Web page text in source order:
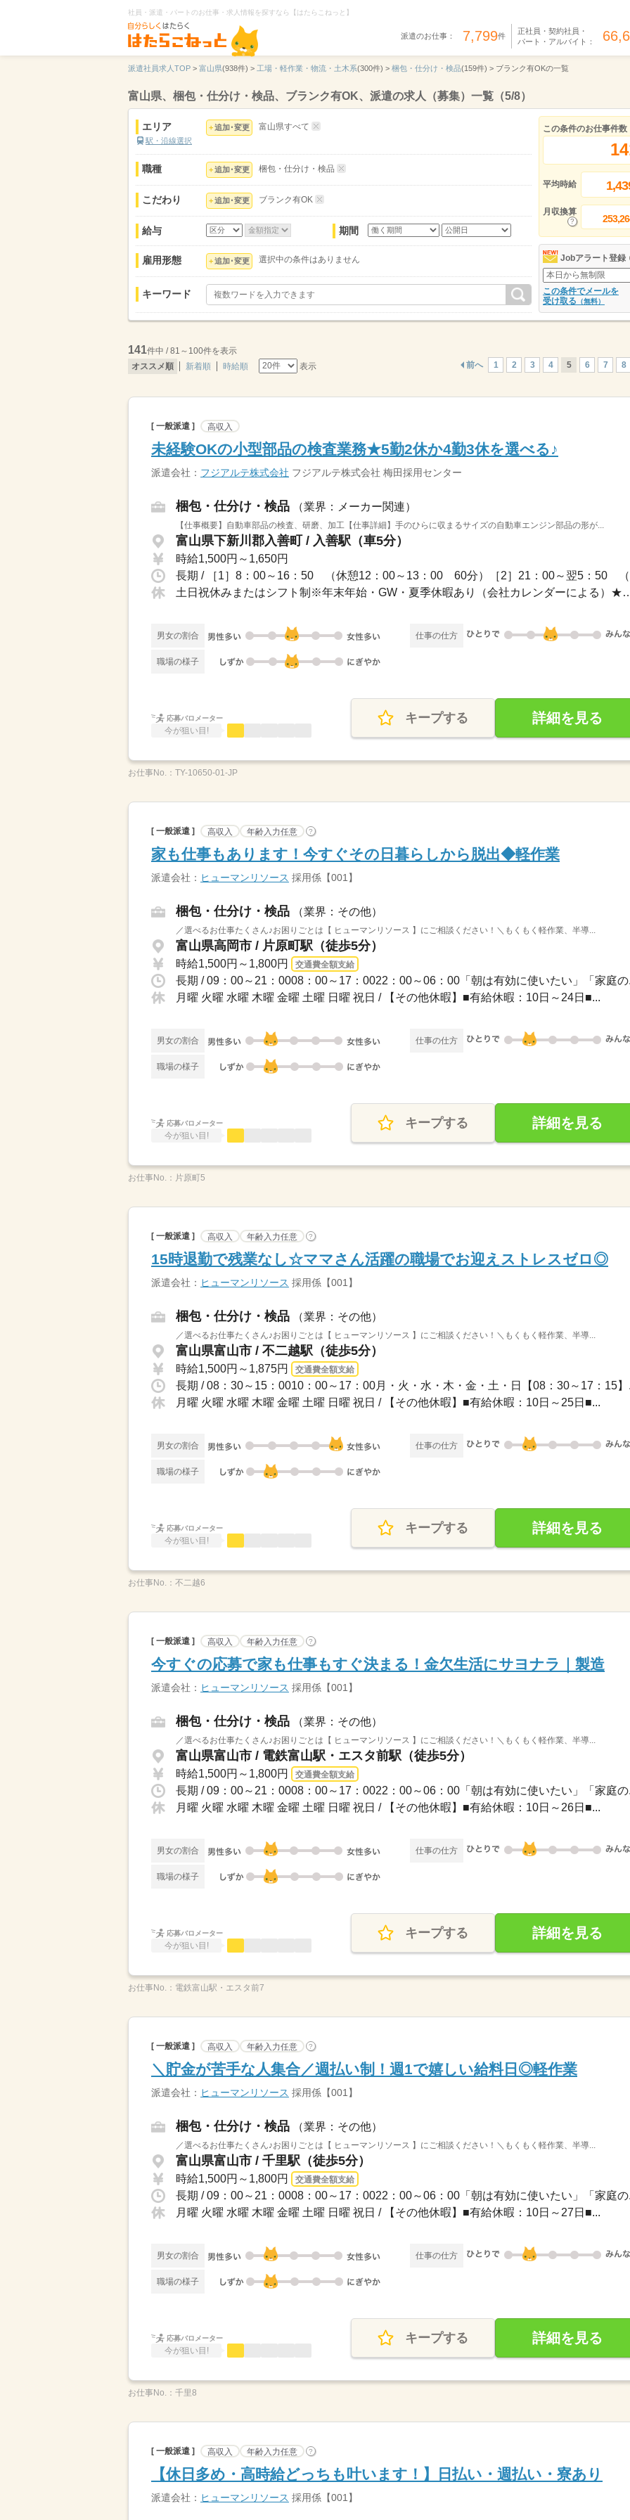
社員・派遣・パートのお仕事・求人情報を探すなら【はたらこねっと】
派遣のお仕事： 7,799件
正社員・契約社員・
パート・アルバイト：
派遣社員求人TOP > 富山県(938件) > 工場・軽作業・物流・土木系(300件) > 梱包・仕分け・検品(159件) > ブランク有OKの一覧
富山県、梱包・仕分け・検品、ブランク有OK、派遣の求人（募集）一覧（5/8）
エリア
駅・沿線選択
追加･変更 富山県すべて
職種 追加･変更 梱包・仕分け・検品
こだわり 追加･変更 ブランク有OK
給与 期間
雇用形態 追加･変更 選択中の条件はありません
キーワード
この条件のお仕事件数
平均時給
月収換算
Jobアラート登録
この条件でメールを
受け取る （無料）
141件中 / 81～100件を表示
オススメ順
新着順 時給順 表示 前へ 1 2 3 4 5 6 7 8
[ 一般派遣 ] 高収入
未経験OKの小型部品の検査業務★5勤2休か4勤3休を選べる♪
派遣会社： フジアルテ株式会社 フジアルテ株式会社 梅田採用センター
梱包・仕分け・検品 （業界：メーカー関連）
【仕事概要】自動車部品の検査、研磨、加工【仕事詳細】手のひらに収まるサイズの自動車エンジン部品の形が...
富山県下新川郡入善町 / 入善駅（車5分）
時給1,500円～1,650円
長期 / ［1］8：00～16：50 （休憩12：00～13：00 60分）［2］21：00～翌5：50
土日祝休みまたはシフト制※年末年始・
男女の割合 仕事の仕方
職場の様子
応募バロメーター
今が狙い目!
キープする 詳細を見る
お仕事No.： TY-10650-01-JP
[ 一般派遣 ] 高収入 年齢入力任意 ?
家も仕事もあります！今すぐその日暮らしから脱出◆軽作業
派遣会社： ヒューマンリソース 採用係【001】
梱包・仕分け・検品 （業界：その他）
／選べるお仕事たくさん♪お困りごとは【 ヒューマンリソース 】にご相談ください！＼もくもく軽作業、半導...
富山県高岡市 / 片原町駅（徒歩5分）
時給1,500円～1,800円 交通費全額支給
長期 / 09：00～21：0008：00～17：0022：00～06：00「朝は有効に使いたい」「家庭の
月曜 火曜 水曜 木曜 金曜 土曜 日曜 祝日 / 【その他休暇】■有給休暇：10日～24日■...
男女の割合 仕事の仕方
職場の様子
応募バロメーター
今が狙い目!
キープする 詳細を見る
お仕事No.： 片原町5
[ 一般派遣 ] 高収入 年齢入力任意 ?
15時退勤で残業なし☆ママさん活躍の職場でお迎えストレスゼロ◎
派遣会社： ヒューマンリソース 採用係【001】
梱包・仕分け・検品 （業界：その他）
／選べるお仕事たくさん♪お困りごとは【 ヒューマンリソース 】にご相談ください！＼もくもく軽作業、半導...
富山県富山市 / 不二越駅（徒歩5分）
時給1,500円～1,875円 交通費全額支給
長期 / 08：30～15：0010：00～17：00月・火・水・木・金・土・日【08：30～17：15】
月曜 火曜 水曜 木曜 金曜 土曜 日曜 祝日 / 【その他休暇】■有給休暇：10日～25日■...
男女の割合 仕事の仕方
職場の様子
応募バロメーター
今が狙い目!
キープする 詳細を見る
お仕事No.： 不二越6
[ 一般派遣 ] 高収入 年齢入力任意 ?
今すぐの応募で家も仕事もすぐ決まる！金欠生活にサヨナラ｜製造
派遣会社： ヒューマンリソース 採用係【001】
梱包・仕分け・検品 （業界：その他）
／選べるお仕事たくさん♪お困りごとは【 ヒューマンリソース 】にご相談ください！＼もくもく軽作業、半導...
富山県富山市 / 電鉄富山駅・エスタ前駅（徒歩5分）
時給1,500円～1,800円 交通費全額支給
長期 / 09：00～21：0008：00～17：0022：00～06：00「朝は有効に使いたい」「家庭の
月曜 火曜 水曜 木曜 金曜 土曜 日曜 祝日 / 【その他休暇】■有給休暇：10日～26日■...
男女の割合 仕事の仕方
職場の様子
応募バロメーター
今が狙い目!
キープする 詳細を見る
お仕事No.： 電鉄富山駅・エスタ前7
[ 一般派遣 ] 高収入 年齢入力任意 ?
＼貯金が苦手な人集合／週払い制！週1で嬉しい給料日◎軽作業
派遣会社： ヒューマンリソース 採用係【001】
梱包・仕分け・検品 （業界：その他）
／選べるお仕事たくさん♪お困りごとは【 ヒューマンリソース 】にご相談ください！＼もくもく軽作業、半導...
富山県富山市 / 千里駅（徒歩5分）
時給1,500円～1,800円 交通費全額支給
長期 / 09：00～21：0008：00～17：0022：00～06：00「朝は有効に使いたい」「家庭の
月曜 火曜 水曜 木曜 金曜 土曜 日曜 祝日 / 【その他休暇】■有給休暇：10日～27日■...
男女の割合 仕事の仕方
職場の様子
応募バロメーター
今が狙い目!
キープする 詳細を見る
お仕事No.： 千里8
[ 一般派遣 ] 高収入 年齢入力任意 ?
【休日多め・高時給どっちも叶います！】日払い・週払い・寮あり
派遣会社： ヒューマンリソース 採用係【001】